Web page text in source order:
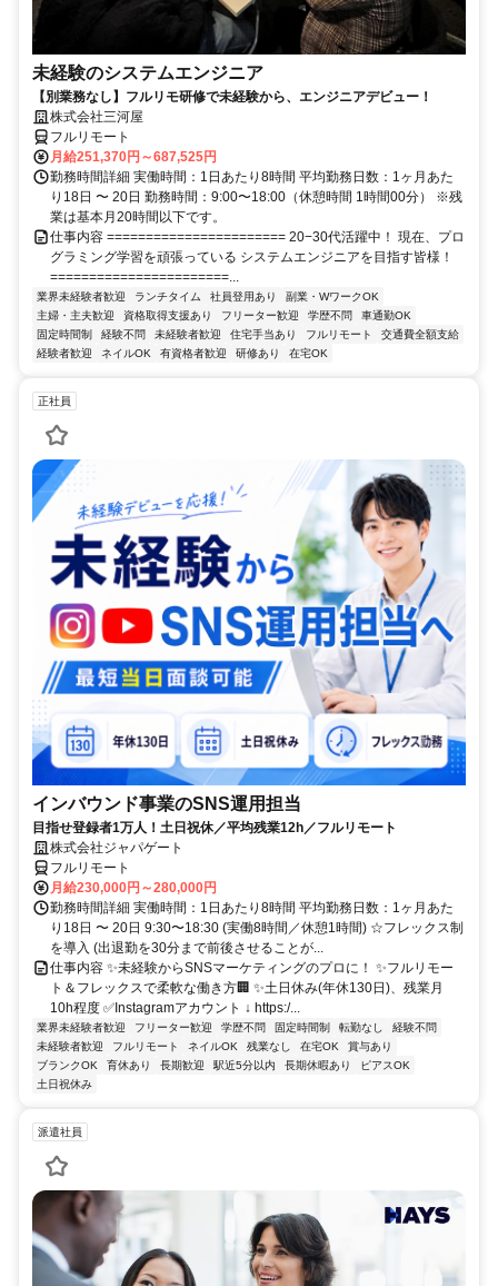
未経験のシステムエンジニア
【別業務なし】フルリモ研修で未経験から、エンジニアデビュー！
株式会社三河屋
フルリモート
月給251,370円～687,525円
勤務時間詳細 実働時間：1日あたり8時間 平均勤務日数：1ヶ月あた
り18日 〜 20日 勤務時間：9:00〜18:00（休憩時間 1時間00分） ※残
業は基本月20時間以下です。
仕事内容 ======================= 20−30代活躍中！ 現在、プロ
グラミング学習を頑張っている システムエンジニアを目指す皆様！
=======================...
業界未経験者歓迎 ランチタイム 社員登用あり
副業・WワークOK
主婦・主夫歓迎
資格取得支援あり フリーター歓迎 学歴不問
車通勤OK
固定時間制
経験不問 未経験者歓迎 住宅手当あり フルリモート
交通費全額支給
経験者歓迎
ネイルOK 有資格者歓迎 研修あり 在宅OK
正社員
インバウンド事業のSNS運用担当
目指せ登録者1万人！土日祝休／平均残業12h／フルリモート
株式会社ジャパゲート
フルリモート
月給230,000円～280,000円
勤務時間詳細 実働時間：1日あたり8時間 平均勤務日数：1ヶ月あた
り18日 〜 20日 9:30〜18:30 (実働8時間／休憩1時間) ☆フレックス制
を導入 (出退勤を30分まで前後させることが...
仕事内容 ✨未経験からSNSマーケティングのプロに！ ✨フルリモー
ト＆フレックスで柔軟な働き方🏢 ✨土日休み(年休130日)、残業月
10h程度 ✅Instagramアカウント ↓ https:/...
業界未経験者歓迎 フリーター歓迎 学歴不問 固定時間制 転勤なし
経験不問
未経験者歓迎
フルリモート ネイルOK 残業なし 在宅OK
賞与あり
ブランクOK
育休あり 長期歓迎 駅近5分以内 長期休暇あり
ピアスOK
土日祝休み
派遣社員